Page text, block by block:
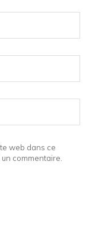
web dans ce
commentaire.